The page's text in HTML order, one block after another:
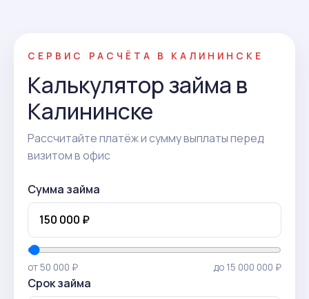
СЕРВИС РАСЧЁТА В КАЛИНИНСКЕ
Калькулятор займа в
Калининске
Рассчитайте платёж и сумму выплаты перед
визитом в офис
Сумма займа
от 50 000 ₽ до 15 000 000 ₽
Срок займа